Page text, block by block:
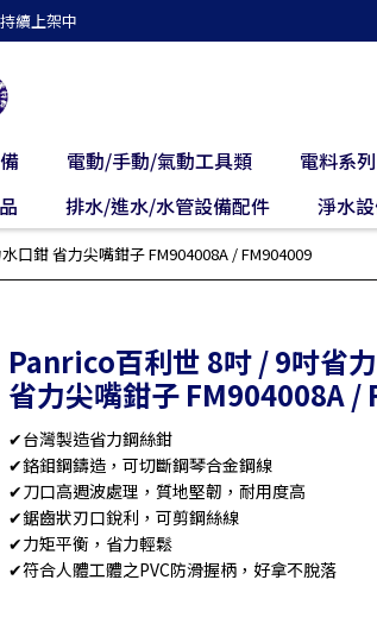
續上架中
電動/手動/氣動工具類 電料系列
排水/進水/水管設備配件 淨水
口鉗 省力尖嘴鉗子 FM904008A / FM904009
Panrico百利世 8吋 / 9吋省
省力尖嘴鉗子 FM904008A /
✔台灣製造省力鋼絲鉗
✔鉻鉬鋼鑄造，可切斷鋼琴合金鋼線
✔刀口高週波處理，質地堅韌，耐用度高
✔鋸齒狀刃口銳利，可剪鋼絲線
✔力矩平衡，省力輕鬆
✔符合人體工體之PVC防滑握柄，好拿不脫落